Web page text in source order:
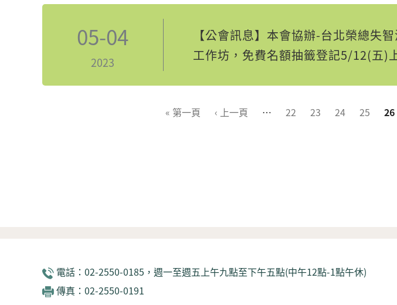
05-04
2023
【公會訊息】本會協辦-台北榮總失
工作坊，免費名額抽籤登記5/12(五)
« 第一頁 ‹ 上一頁 … 22 23 24 25 26
電話：02-2550-0185，週一至週五上午九點至下午五點(中午12點-1點午休)
傳真：02-2550-0191